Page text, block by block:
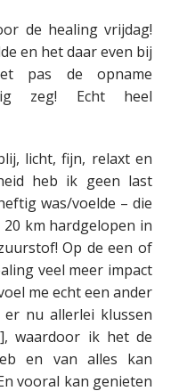
de healing vrijdag!
en het daar even bij
pas de opname
zeg! Echt heel
licht, fijn, relaxt en
heb ik geen last
was/voelde – die
km hardgelopen in
Op de een of
veel meer impact
me echt een ander
er nu allerlei klussen
], waardoor ik het de
en van alles kan
vooral kan genieten